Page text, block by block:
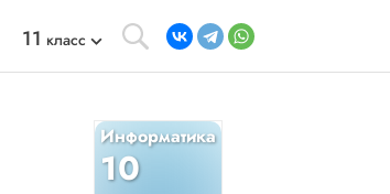
11 класс
Информатика
10